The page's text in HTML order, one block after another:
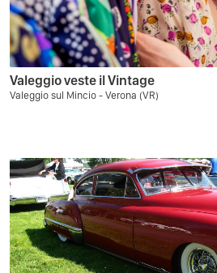
Valeggio veste il Vintage
Valeggio sul Mincio - Verona (VR)